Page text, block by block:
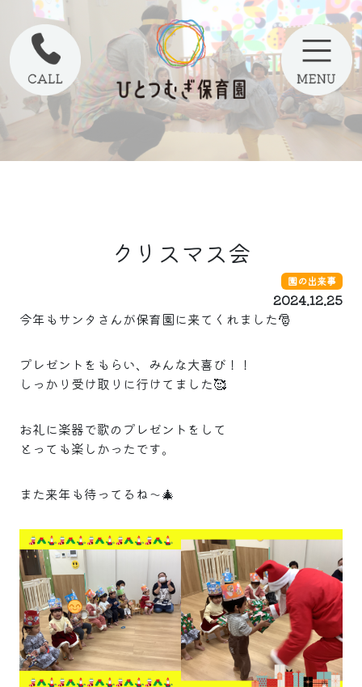
クリスマス会
園の出来事
2024.12.25
今年もサンタさんが保育園に来てくれました🎅
プレゼントをもらい、みんな大喜び！！
しっかり受け取りに行けてました🥰
お礼に楽器で歌のプレゼントをして
とっても楽しかったです。
また来年も待ってるね～🎄